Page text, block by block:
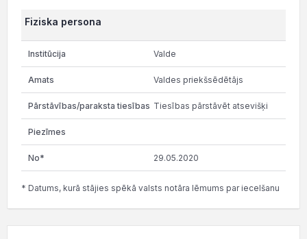
Fiziska persona
Valde
Valdes priekšsēdētājs
Tiesības pārstāvēt atsevišķi
29.05.2020
* Datums, kurā stājies spēkā valsts notāra lēmums par iecelšanu